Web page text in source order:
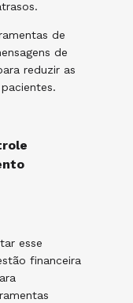
de
de
reduzir as
esse
financeira